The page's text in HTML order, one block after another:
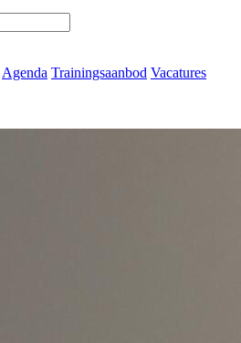
Agenda Trainingsaanbod Vacatures